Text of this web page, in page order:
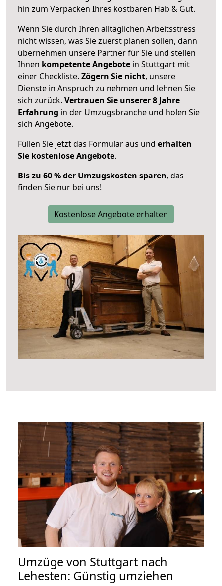
hin zum Verpacken Ihres kostbaren Hab & Gut.
Wenn Sie durch Ihren alltäglichen Arbeitsstress
nicht wissen, was Sie zuerst planen sollen, dann
übernehmen unsere Partner für Sie und stellen
Ihnen kompetente Angebote in Stuttgart mit
einer Checkliste. Zögern Sie nicht, unsere
Dienste in Anspruch zu nehmen und lehnen Sie
sich zurück. Vertrauen Sie unserer 8 Jahre
Erfahrung in der Umzugsbranche und holen Sie
sich Angebote.
Füllen Sie jetzt das Formular aus und erhalten
Sie kostenlose Angebote.
Bis zu 60 % der Umzugskosten sparen, das
finden Sie nur bei uns!
Kostenlose Angebote erhalten
Umzüge von Stuttgart nach
Lehesten: Günstig umziehen